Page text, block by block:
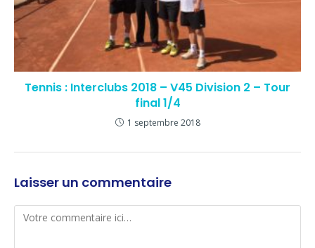
Tennis : Interclubs 2018 – V45 Division 2 – Tour
final 1/4
1 septembre 2018
Laisser un commentaire